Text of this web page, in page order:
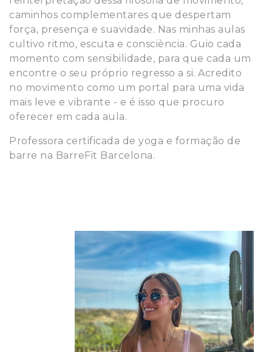
caminhos complementares que despertam
força, presença e suavidade. Nas minhas aulas
cultivo ritmo, escuta e consciència. Guio cada
momento com sensibilidade, para que cada um
encontre o seu próprio regresso a si. Acredito
no movimento como um portal para uma vida
mais leve e vibrante - e é isso que procuro
oferecer em cada aula.
Professora certificada de yoga e formação de
barre na BarreFit Barcelona.